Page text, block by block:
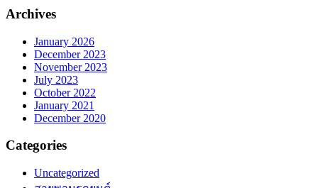
Archives
January 2026
December 2023
November 2023
July 2023
October 2022
January 2021
December 2020
Categories
Uncategorized